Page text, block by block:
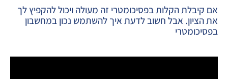
אם קיבלת הקלות בפסיכומטרי זה מעולה ויכול להקפיץ לך
את הציון. אבל חשוב לדעת איך להשתמש נכון במחשבון
בפסיכומטרי